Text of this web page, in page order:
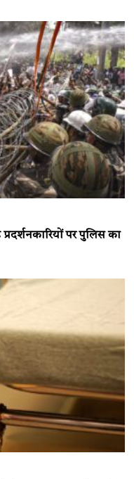
पर पुलिस का